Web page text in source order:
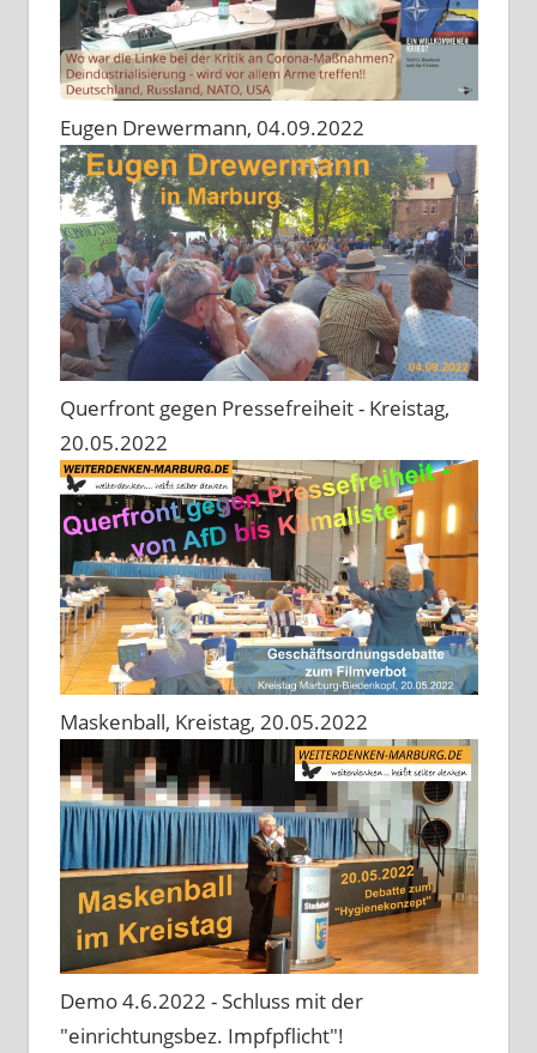
Eugen Drewermann, 04.09.2022
Querfront gegen Pressefreiheit - Kreistag,
20.05.2022
Maskenball, Kreistag, 20.05.2022
Demo 4.6.2022 - Schluss mit der
"einrichtungsbez. Impfpflicht"!